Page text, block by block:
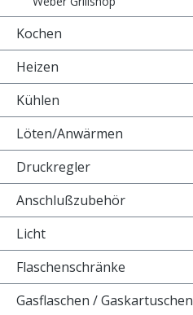
Kochen
Heizen
Kühlen
Löten/Anwärmen
Druckregler
Anschlußzubehör
Licht
Flaschenschränke
Gasflaschen / Gaskartuschen